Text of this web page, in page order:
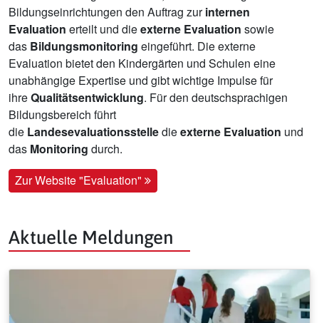
Bildungseinrichtungen den Auftrag zurinternen
Evaluation erteilt und dieexterne Evaluation sowie
das Bildungsmonitoring eingeführt. Die externe
Evaluation bietet den Kindergärten und Schulen eine
unabhängige Expertise und gibt wichtige Impulse für
ihreQualitätsentwicklung. Für den deutschsprachigen
Bildungsbereich führt
die Landesevaluationsstelledieexterne Evaluation und
das Monitoring durch.
Zur Website "Evaluation"
Aktuelle Meldungen